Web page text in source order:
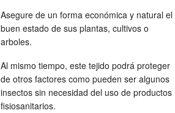
Asegure de un forma económica y natural el
buen estado de sus plantas, cultivos o
arboles.
Al mismo tiempo, este tejido podrá proteger
de otros factores como pueden ser algunos
insectos sin necesidad del uso de productos
fisiosanitarios.